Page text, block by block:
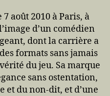
août 2010 à Paris, à
d’un comédien
dont la carrière a
formats sans jamais
du jeu. Sa marque
sans ostentation,
et du non-dit, et d’une